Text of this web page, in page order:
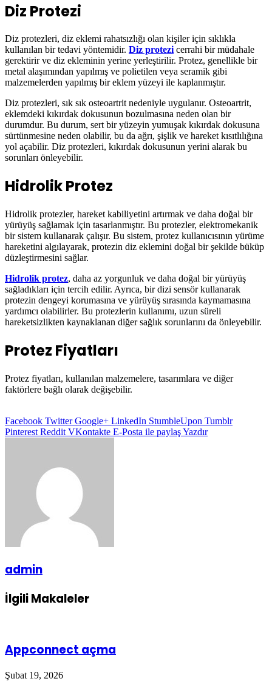
Diz Protezi
Diz protezleri, diz eklemi rahatsızlığı olan kişiler için sıklıkla
kullanılan bir tedavi yöntemidir. Diz protezicerrahi bir müdahale
gerektirir ve diz ekleminin yerine yerleştirilir. Protez, genellikle bir
metal alaşımından yapılmış ve polietilen veya seramik gibi
malzemelerden yapılmış bir eklem yüzeyi ile kaplanmıştır.
Diz protezleri, sık sık osteoartrit nedeniyle uygulanır. Osteoartrit,
eklemdeki kıkırdak dokusunun bozulmasına neden olan bir
durumdur. Bu durum, sert bir yüzeyin yumuşak kıkırdak dokusuna
sürtünmesine neden olabilir, bu da ağrı, şişlik ve hareket kısıtlılığına
yol açabilir. Diz protezleri, kıkırdak dokusunun yerini alarak bu
sorunları önleyebilir.
Hidrolik Protez
Hidrolik protezler, hareket kabiliyetini artırmak ve daha doğal bir
yürüyüş sağlamak için tasarlanmıştır. Bu protezler, elektromekanik
bir sistem kullanarak çalışır. Bu sistem, protez kullanıcısının yürüme
hareketini algılayarak, protezin diz eklemini doğal bir şekilde büküp
düzleştirmesini sağlar.
Hidrolik protez, daha az yorgunluk ve daha doğal bir yürüyüş
sağladıkları için tercih edilir. Ayrıca, bir dizi sensör kullanarak
protezin dengeyi korumasına ve yürüyüş sırasında kaymamasına
yardımcı olabilirler. Bu protezlerin kullanımı, uzun süreli
hareketsizlikten kaynaklanan diğer sağlık sorunlarını da önleyebilir.
Protez Fiyatları
Protez fiyatları, kullanılan malzemelere, tasarımlara ve diğer
faktörlere bağlı olarak değişebilir.
Facebook Twitter Google+ LinkedIn StumbleUpon Tumblr
Pinterest Reddit VKontakte E-Posta ile paylaşYazdır
admin
İlgili Makaleler
Appconnect açma
Şubat 19, 2026